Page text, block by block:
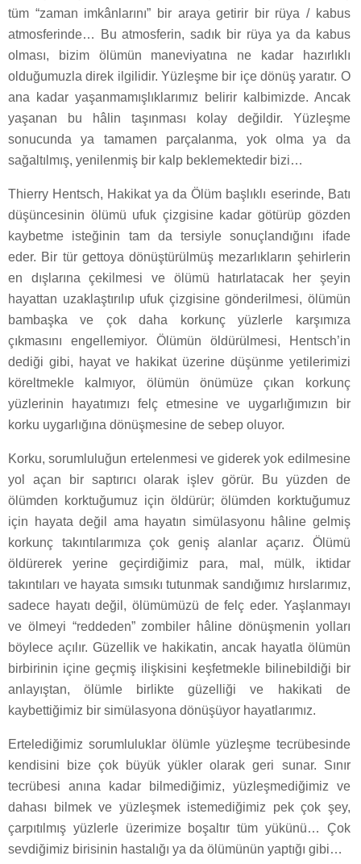
tüm “zaman imkânlarını” bir araya getirir bir rüya / kabus
atmosferinde… Bu atmosferin, sadık bir rüya ya da kabus
olması, bizim ölümün maneviyatına ne kadar hazırlıklı
olduğumuzla direk ilgilidir. Yüzleşme bir içe dönüş yaratır. O
ana kadar yaşanmamışlıklarımız belirir kalbimizde. Ancak
yaşanan bu hâlin taşınması kolay değildir. Yüzleşme
sonucunda ya tamamen parçalanma, yok olma ya da
sağaltılmış, yenilenmiş bir kalp beklemektedir bizi…
Thierry Hentsch, Hakikat ya da Ölüm başlıklı eserinde, Batı
düşüncesinin ölümü ufuk çizgisine kadar götürüp gözden
kaybetme isteğinin tam da tersiyle sonuçlandığını ifade
eder. Bir tür gettoya dönüştürülmüş mezarlıkların şehirlerin
en dışlarına çekilmesi ve ölümü hatırlatacak her şeyin
hayattan uzaklaştırılıp ufuk çizgisine gönderilmesi, ölümün
bambaşka ve çok daha korkunç yüzlerle karşımıza
çıkmasını engellemiyor. Ölümün öldürülmesi, Hentsch’in
dediği gibi, hayat ve hakikat üzerine düşünme yetilerimizi
köreltmekle kalmıyor, ölümün önümüze çıkan korkunç
yüzlerinin hayatımızı felç etmesine ve uygarlığımızın bir
korku uygarlığına dönüşmesine de sebep oluyor.
Korku, sorumluluğun ertelenmesi ve giderek yok edilmesine
yol açan bir saptırıcı olarak işlev görür. Bu yüzden de
ölümden korktuğumuz için öldürür; ölümden korktuğumuz
için hayata değil ama hayatın simülasyonu hâline gelmiş
korkunç takıntılarımıza çok geniş alanlar açarız. Ölümü
öldürerek yerine geçirdiğimiz para, mal, mülk, iktidar
takıntıları ve hayata sımsıkı tutunmak sandığımız hırslarımız,
sadece hayatı değil, ölümümüzü de felç eder. Yaşlanmayı
ve ölmeyi “reddeden” zombiler hâline dönüşmenin yolları
böylece açılır. Güzellik ve hakikatin, ancak hayatla ölümün
birbirinin içine geçmiş ilişkisini keşfetmekle bilinebildiği bir
anlayıştan, ölümle birlikte güzelliği ve hakikati de
kaybettiğimiz bir simülasyona dönüşüyor hayatlarımız.
Ertelediğimiz sorumluluklar ölümle yüzleşme tecrübesinde
kendisini bize çok büyük yükler olarak geri sunar. Sınır
tecrübesi anına kadar bilmediğimiz, yüzleşmediğimiz ve
dahası bilmek ve yüzleşmek istemediğimiz pek çok şey,
çarpıtılmış yüzlerle üzerimize boşaltır tüm yükünü… Çok
sevdiğimiz birisinin hastalığı ya da ölümünün yaptığı gibi…